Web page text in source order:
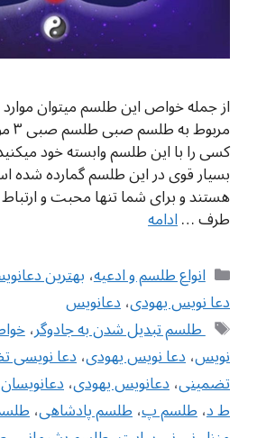
از جمله خواص این طلسم میتوان موارد
کسی را با این طلسم وابسته خود
بسیار قوی در این طلسم گمارده شده
هستند و برای شما تنها محبت و
طرف …ادامه
دسته‌ها
انواع طلسم و ادعیه،بهترین
دعا نویس یهودی،دعانویس
برچسب‌ها
‌ طلسم تبدیل شدن به جادوگر،
نویس،دعا نویس یهودی،دعا نویسی
تضمینی،دعانویس یهودی،
ط د،طلسم پ،طلسم پادشاهی،